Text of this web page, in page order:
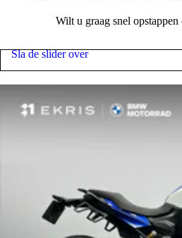
Wilt u graag snel
Sla de slider over